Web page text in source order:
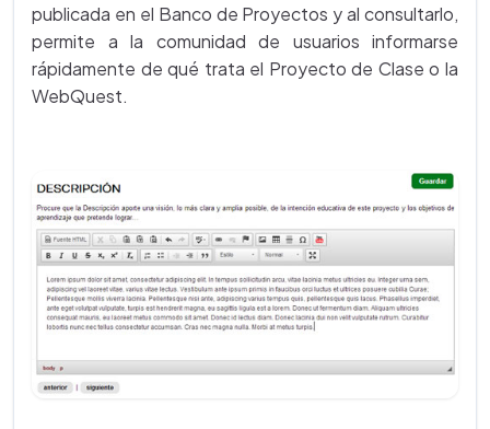
publicada en el Banco de Proyectos y al consultarlo,
permite a la comunidad de usuarios informarse
rápidamente de qué trata el Proyecto de Clase o la
WebQuest.